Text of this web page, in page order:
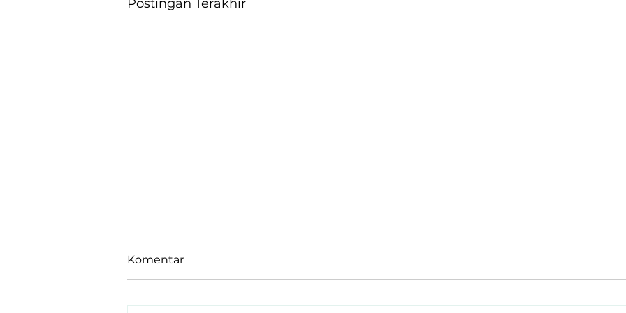
Postingan Terakhir
Komentar